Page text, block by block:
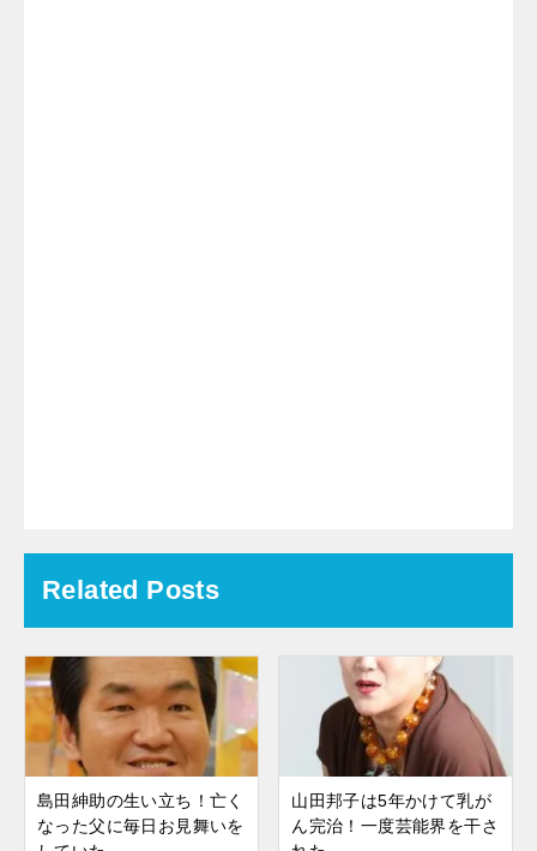
Related Posts
島田紳助の生い立ち！亡く
なった父に毎日お見舞いを
山田邦子は5年かけて乳が
ん完治！一度芸能界を干さ